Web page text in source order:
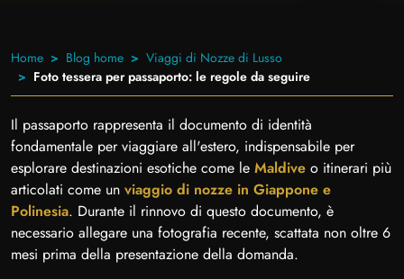
Home Blog home
Viaggi di Nozze di Lusso
Foto tessera per passaporto: le regole da seguire
Il passaporto rappresenta il documento di identità
fondamentale per viaggiare all'estero, indispensabile per
esplorare destinazioni esotiche come le Maldive o itinerari più
articolati come un viaggio di nozze in Giappone e
Polinesia. Durante il rinnovo di questo documento, è
necessario allegare una fotografia recente, scattata non oltre 6
mesi prima della presentazione della domanda.